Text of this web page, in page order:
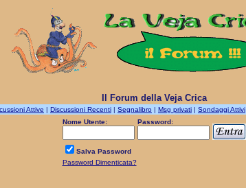
Il Forum della Veja Crica
Attive | Discussioni Recenti | Segnalibro | Msg privati | Sondaggi Attivi
Nome Utente:
Password:
Salva Password
Password Dimenticata?